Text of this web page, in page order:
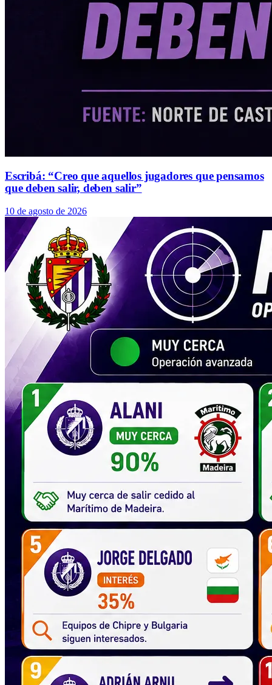
Escribá: “Creo que aquellos jugadores que pensamos
que deben salir, deben salir”
10 de agosto de 2026